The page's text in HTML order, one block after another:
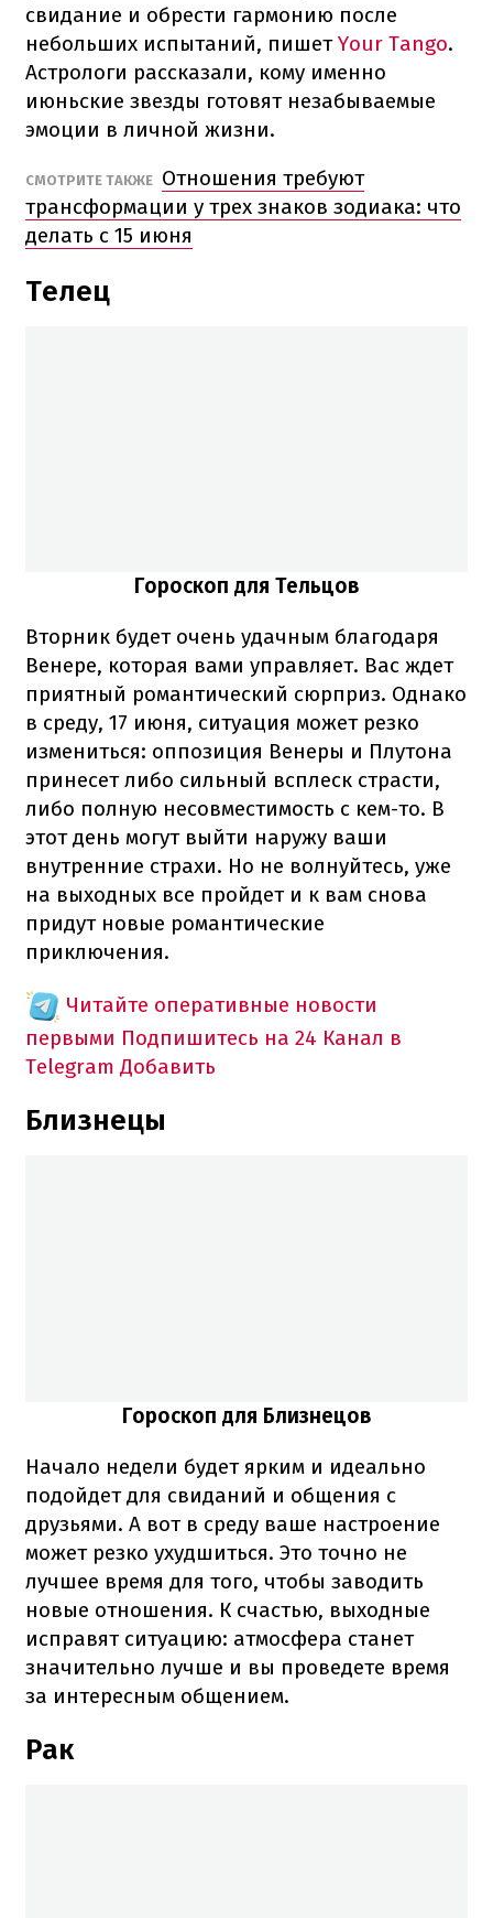
свидание и обрести гармонию после
небольших испытаний, пишетYour Tango.
Астрологи рассказали, кому именно
июньские звезды готовят незабываемые
эмоции в личной жизни.
СМОТРИТЕ ТАКЖЕ Отношения требуют
трансформации у трех знаков зодиака: что
делать с 15 июня
Телец
Гороскоп для Тельцов
Вторник будет очень удачным благодаря
Венере, которая вами управляет. Вас ждет
приятный романтический сюрприз. Однако
в среду, 17 июня, ситуация может резко
измениться: оппозиция Венеры и Плутона
принесет либо сильный всплеск страсти,
либо полную несовместимость с кем-то. В
этот день могут выйти наружу ваши
внутренние страхи. Но не волнуйтесь, уже
на выходных все пройдет и к вам снова
придут новые романтические
приключения.
Читайте оперативные новости
первыми Подпишитесь на 24 Канал в
Telegram Добавить
Близнецы
Гороскоп для Близнецов
Начало недели будет ярким и идеально
подойдет для свиданий и общения с
друзьями. А вот в среду ваше настроение
может резко ухудшиться. Это точно не
лучшее время для того, чтобы заводить
новые отношения. К счастью, выходные
исправят ситуацию: атмосфера станет
значительно лучше и вы проведете время
за интересным общением.
Рак